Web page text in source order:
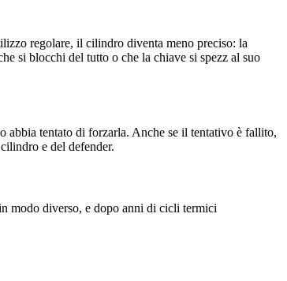
regolare, il cilindro diventa meno preciso: la
si blocchi del tutto o che la chiave si spezz al suo
tentato di forzarla. Anche se il tentativo è fallito,
e del defender.
modo diverso, e dopo anni di cicli termici